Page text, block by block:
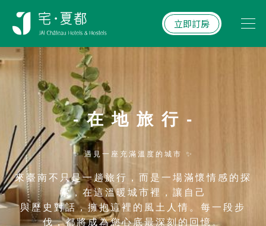
立即訂房
- 在 地 旅 行 -
✨ 遇見一座充滿溫度的城市 ✨
來臺南不只是一趟旅行，而是一場滿懷情感的探
索，在這溫暖城市裡，讓自己
與歷史對話，擁抱這裡的風土人情。每一段步
伐，都將成為您心底最深刻的回憶。